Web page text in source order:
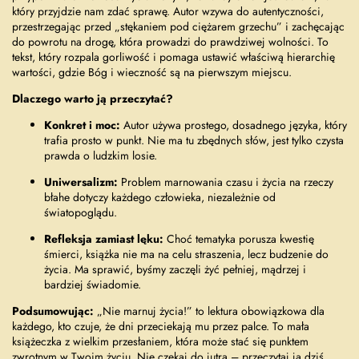
który przyjdzie nam zdać sprawę. Autor wzywa do autentyczności,
przestrzegając przed „stękaniem pod ciężarem grzechu” i zachęcając
do powrotu na drogę, która prowadzi do prawdziwej wolności. To
tekst, który rozpala gorliwość i pomaga ustawić właściwą hierarchię
wartości, gdzie Bóg i wieczność są na pierwszym miejscu.
Dlaczego warto ją przeczytać?
Konkret i moc: Autor używa prostego, dosadnego języka, który
trafia prosto w punkt. Nie ma tu zbędnych słów, jest tylko czysta
prawda o ludzkim losie.
Uniwersalizm: Problem marnowania czasu i życia na rzeczy
błahe dotyczy każdego człowieka, niezależnie od
światopoglądu.
Refleksja zamiast lęku: Choć tematyka porusza kwestię
śmierci, książka nie ma na celu straszenia, lecz budzenie do
życia. Ma sprawić, byśmy zaczęli żyć pełniej, mądrzej i
bardziej świadomie.
Podsumowując: „Nie marnuj życia!” to lektura obowiązkowa dla
każdego, kto czuje, że dni przeciekają mu przez palce. To mała
książeczka z wielkim przesłaniem, która może stać się punktem